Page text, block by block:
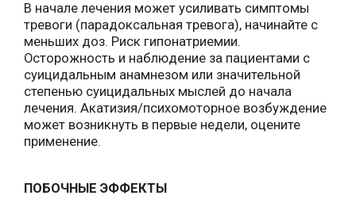
В начале лечения может усиливать симптомы
тревоги (парадоксальная тревога), начинайте с
меньших доз. Риск гипонатриемии.
Осторожность и наблюдение за пациентами с
суицидальным анамнезом или значительной
степенью суицидальных мыслей до начала
лечения. Акатизия/психомоторное возбуждение
может возникнуть в первые недели, оцените
применение.
ПОБОЧНЫЕ ЭФФЕКТЫ